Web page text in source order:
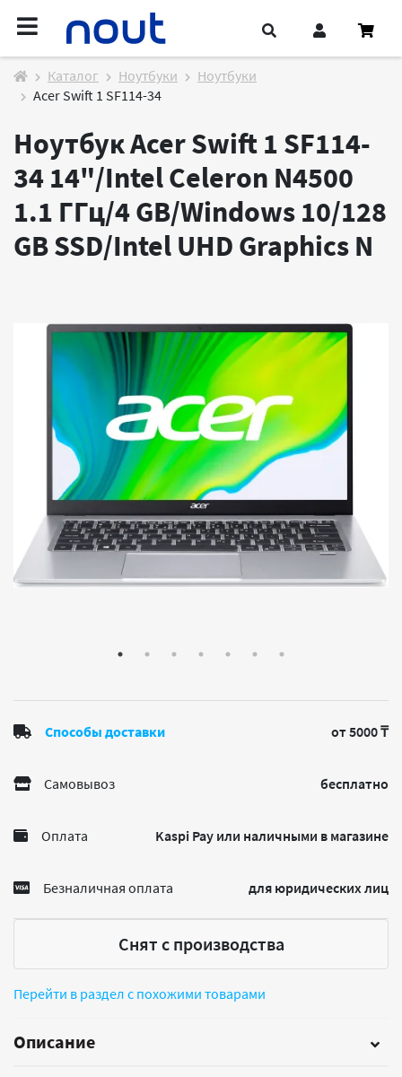
Каталог Ноутбуки
Ноутбуки
Acer Swift 1 SF114-34
Ноутбук Acer Swift 1 SF114-
34 14"/Intel Celeron N4500
1.1 ГГц/4 GB/Windows 10/128
GB SSD/Intel UHD Graphics N
Способы доставки от 5000 ₸
Самовывоз бесплатно
Оплата Kaspi Pay или наличными в магазине
Безналичная оплата для юридических лиц
Снят с производства
Перейти в раздел с похожими товарами
Описание